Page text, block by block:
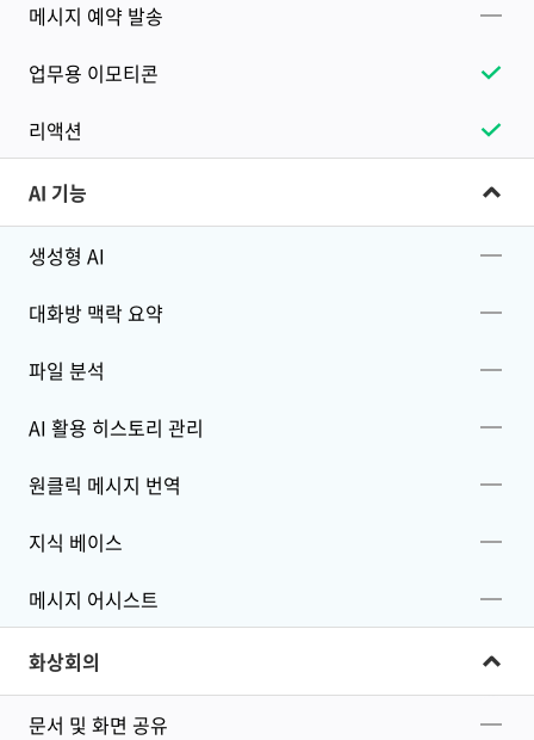
메시지 예약 발송
업무용 이모티콘
리액션
AI 기능
생성형 AI
대화방 맥락 요약
파일 분석
AI 활용 히스토리 관리
원클릭 메시지 번역
지식 베이스
메시지 어시스트
화상회의
문서 및 화면 공유